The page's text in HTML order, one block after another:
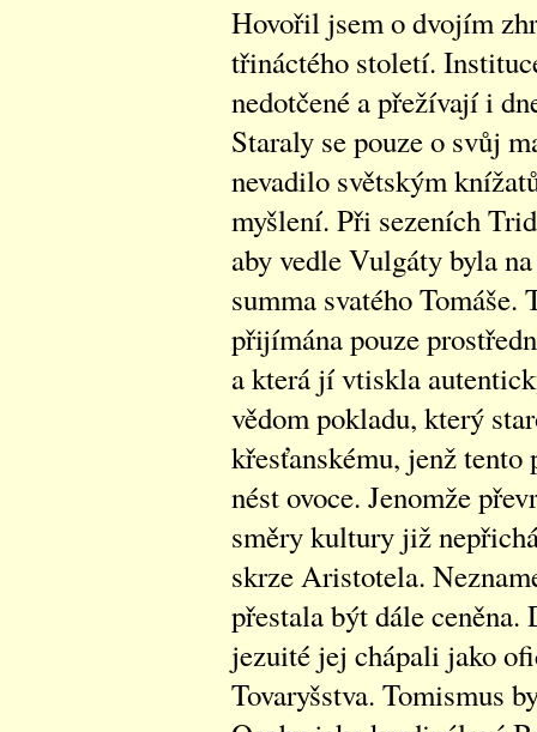
Hovořil jsem o dvojím
třináctého století.
nedotčené a přežívají i
Staraly se pouze o svůj
nevadilo světským
myšlení. Při sezeních
aby vedle Vulgáty byla
summa svatého
přijímána pouze
a která jí vtiskla
vědom pokladu, který
křesťanskému, jenž
nést ovoce. Jenomže
směry kultury již
skrze Aristotela.
přestala být dále
jezuité jej chápali jako
Tovaryšstva. Tomismus